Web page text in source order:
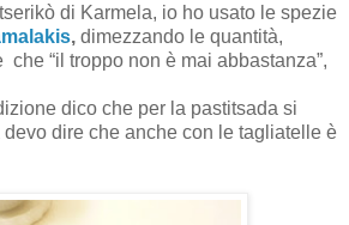
di Karmela, io ho usato le spezie
, dimezzando le quantità,
“il troppo non è mai abbastanza”,
dico che per la pastitsada si
devo dire che anche con le tagliatelle è